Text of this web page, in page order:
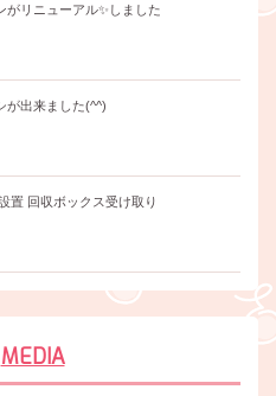
がリニューアル✨しました
が出来ました(^^)
置 回収ボックス受け取り
MEDIA